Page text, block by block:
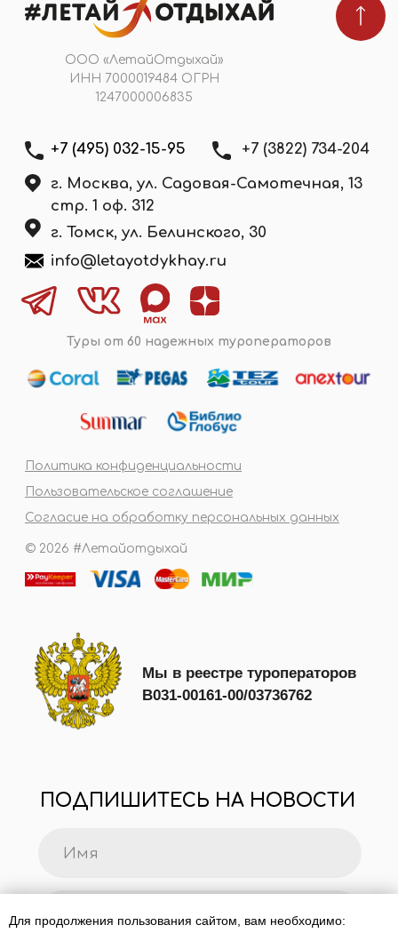
Для продолжения пользования сайтом, вам необходимо: